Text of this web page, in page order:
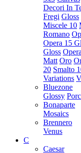
Decori In
Fregi Gloss
Miscele 10
Romano
Opera 15
Gloss
Matt Oro
20 Smalto
Variations
Bluezone
Glossy
Bonaparte
Mosaics
Brennero
Venus
C
Caesar